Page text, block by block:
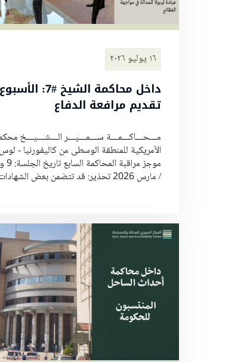
١٦ يوليو ٢٠٢٦
داخل محاكمة
تقديم مرافعة الدفاع
مـــحـــاكـــمـــة ســـمـــيـــر الـــشـــيـــخ
الأمريكية للمنطقة الوسطى من كاليفورنيا -
/ مارس 2026 تحذير: قد تتضمن بعض الشهادات